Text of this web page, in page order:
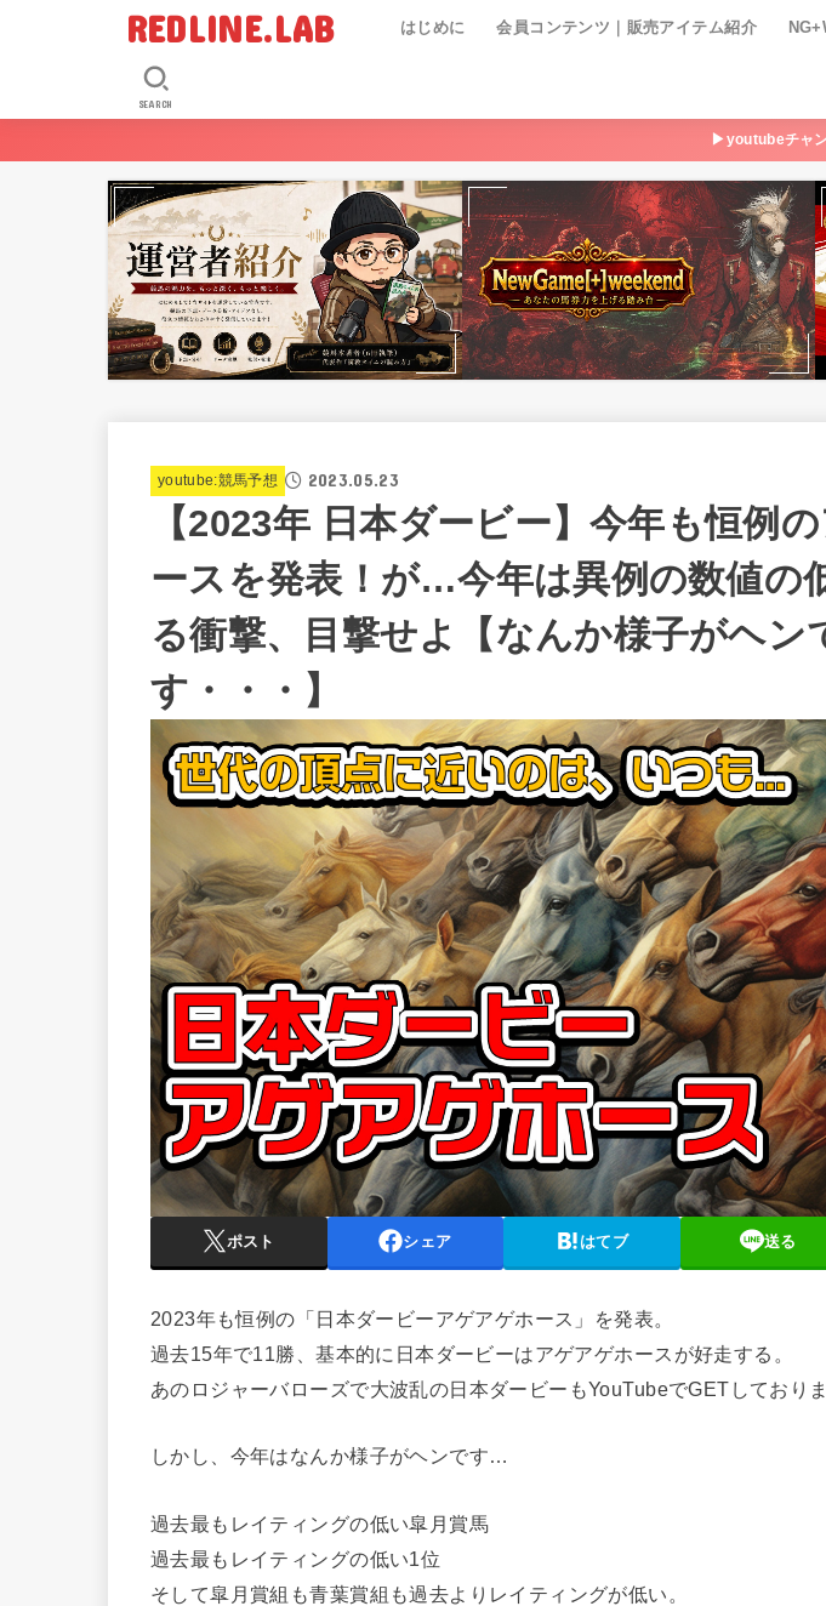
REDLINE.LAB はじめに 会員コンテンツ｜販売アイテム紹介
SEARCH
▶youtubeチャ
youtube:競馬予想 2023.05.23
【2023年 日本ダービー】今年も恒例
ースを発表！が…今年は異例の数値の
る衝撃、目撃せよ【なんか様子がヘン
す・・・】
ポスト シェア はてブ 送る
2023年も恒例の「日本ダービーアゲアゲホース」を発表。
過去15年で11勝、基本的に日本ダービーはアゲアゲホースが好走する。
あのロジャーバローズで大波乱の日本ダービーもYouTubeでGETしておりま
しかし、今年はなんか様子がヘンです…
過去最もレイティングの低い皐月賞馬
過去最もレイティングの低い1位
そして皐月賞組も青葉賞組も過去よりレイティングが低い。